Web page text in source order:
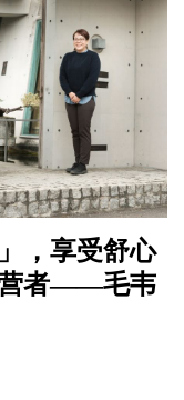
，享受舒心
营者——毛韦